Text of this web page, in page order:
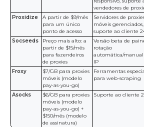
vendedores de
Proxidize
A partir de $9/mês
para um único
ponto de acesso
Servidores de
móveis gerenciados,
suporte ao cliente
Socseeds
Preço mais alto: a
partir de $15/mês
para fazendeiros
de proxies
Versão beta de
rotação
automática/manual
IP
Froxy
$7/GB para proxies
móveis (modelo
pay-as-you-go)
Ferramentas
para web-scraping
Asocks
$6/GB para proxies
móveis (modelo
pay-as-you-go) +
$150/mês (modelo
de assinatura)
Suporte ao cliente